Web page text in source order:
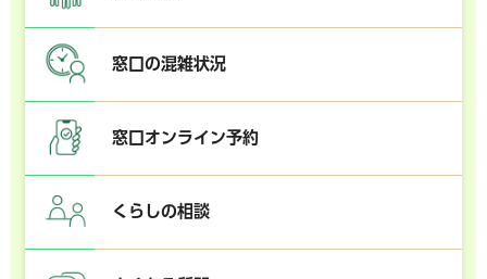
窓口の混雑状況
窓口オンライン予約
くらしの相談